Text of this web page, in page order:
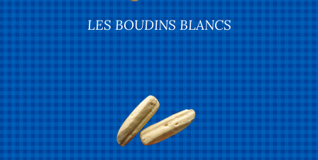
LES BOUDINS BLANCS